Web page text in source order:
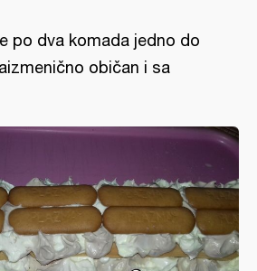
po dva komada jedno do
običan i sa